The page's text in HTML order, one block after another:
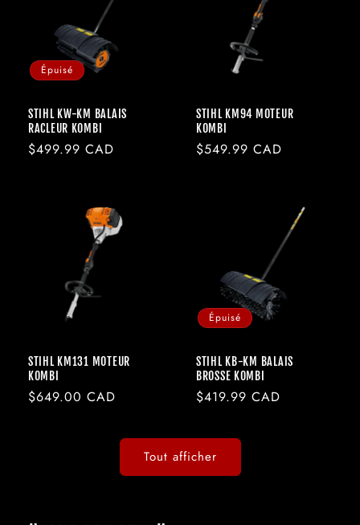
Épuisé
STIHL KW-KM BALAIS
RACLEUR KOMBI
Prix
$499.99 CAD
STIHL KM94 MOTEUR
KOMBI
Prix
$549.99 CAD
STIHL KM131 MOTEUR
KOMBI
Prix
$649.00 CAD
Épuisé
STIHL KB-KM BALAIS
BROSSE KOMBI
Prix
$419.99 CAD
Tout afficher